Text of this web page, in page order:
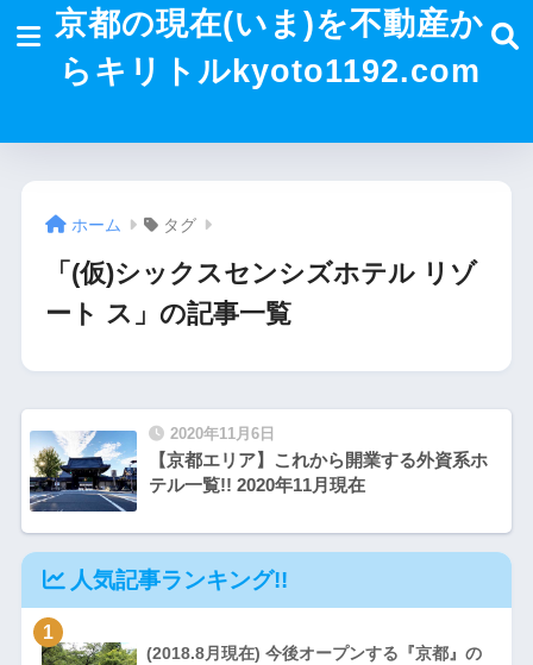
京都の現在(いま)を不動産か
らキリトルkyoto1192.com
ホーム タグ
「(仮)シックスセンシズホテル リゾ
ート ス」の記事一覧
2020年11月6日
【京都エリア】これから開業する外資系ホ
テル一覧!! 2020年11月現在
人気記事ランキング!!
1
(2018.8月現在) 今後オープンする『京都』の